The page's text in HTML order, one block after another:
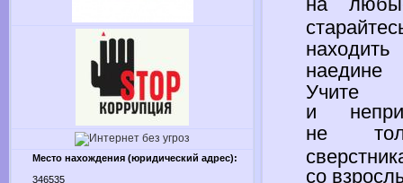
Место нахождения (юридический адрес):
346535
наедине
Учите
и
не
со